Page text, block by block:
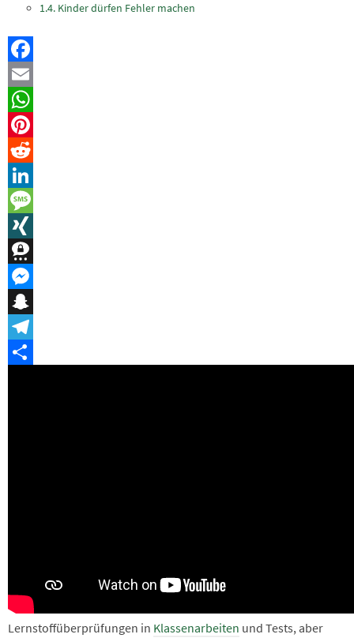
Kinder dürfen Fehler machen
Facebook
Email
WhatsApp
Pinterest
Reddit
LinkedIn
Message
XING
Threema
Messenger
Snapchat
Telegram
Lernstoffüberprüfungen in Klassenarbeiten und Tests, aber